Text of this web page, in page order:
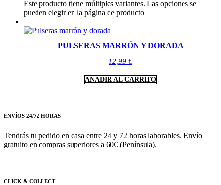
Este producto tiene múltiples variantes. Las opciones se
pueden elegir en la página de producto
PULSERAS MARRÓN Y DORADA
12,99 €
AÑADIR AL CARRITO
ENVÍOS 24/72 HORAS
Tendrás tu pedido en casa entre 24 y 72 horas laborables. Envío
gratuito en compras superiores a 60€ (Península).
CLICK & COLLECT